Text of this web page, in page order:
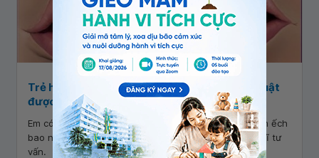
Trẻ hở hàm ếch bao nhiêu tuổi có thể phẫu thuật
được?
Em có bé gái bị hở hàm ếch, cho em hỏi là trẻ hở hàm ếch
bao nhiêu tuổi có thể phẫu thuật được? Cảm ơn bác sĩ tư
vấn.